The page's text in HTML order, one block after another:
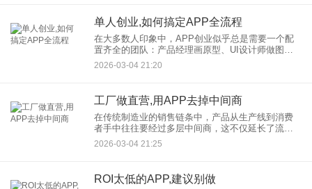
单人创业,如何搞定APP全流程
在大多数人印象中，APP创业似乎总是需要一个配
置齐全的团队：产品经理画原型、UI设计师做图、
前端后端工程师敲代码、测试人员找Bug，最后还要
有运营人员负责推广。 然而，随着技术工具的平民
2026-03-04 21:20
工厂做直营,用APP去掉中间商
在传统制造业的销售链条中，产品从生产线到消费
者手中往往要经过多层中间商，这不仅延长了流通
周期，也无形中增加了终端价格。如今，越来越多
的制造企业开始探索工厂做直营的新模式，通过自
2026-03-04 21:25
ROI太低的APP,建议别做